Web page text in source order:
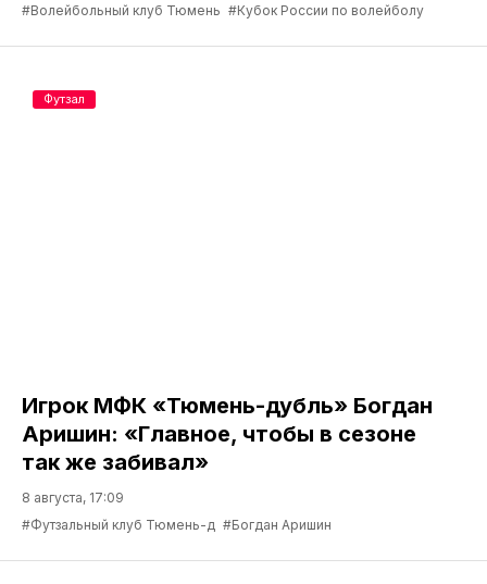
#Волейбольный клуб Тюмень #Кубок России по волейболу
Игрок МФК «Тюмень-дубль» Богдан
Аришин: «Главное, чтобы в сезоне
так же забивал»
8 августа, 17:09
#Футзальный клуб Тюмень-д #Богдан Аришин
Футзал